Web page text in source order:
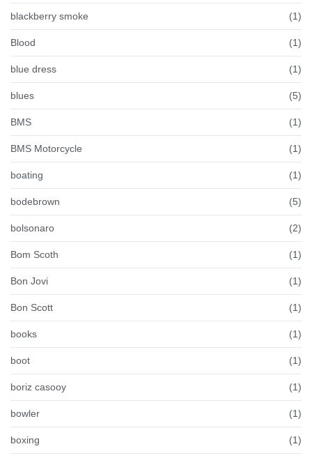
blackberry smoke (1)
Blood (1)
blue dress (1)
blues (5)
BMS (1)
BMS Motorcycle (1)
boating (1)
bodebrown (5)
bolsonaro (2)
Bom Scoth (1)
Bon Jovi (1)
Bon Scott (1)
books (1)
boot (1)
boriz casooy (1)
bowler (1)
boxing (1)